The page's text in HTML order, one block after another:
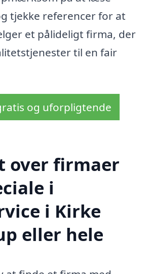
tjekke referencer for at
et pålideligt firma, der
til en fair
og uforpligtende
over firmaer
i
i Kirke
eller hele